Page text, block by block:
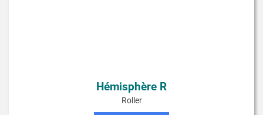
Hémisphère R
Roller